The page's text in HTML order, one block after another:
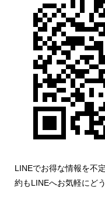
LINEでお得な情報を不
約もLINEへお気軽にどう